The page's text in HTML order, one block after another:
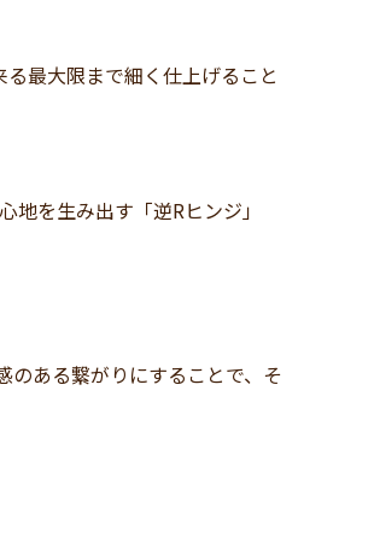
最大限まで細く仕上げること
を生み出す「逆Rヒンジ」
のある繋がりにすることで、そ